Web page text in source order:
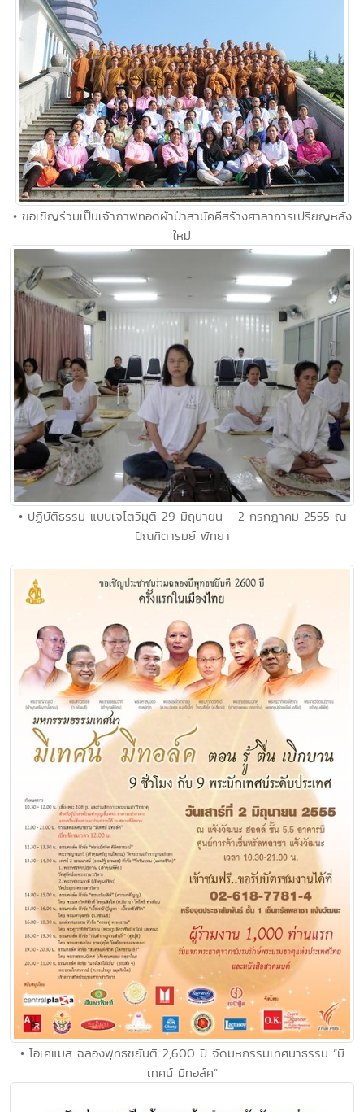
• ขอเชิญร่วมเป็นเจ้าภาพทอดผ้าป่าสามัคคีสร้างศาลาการเปรียญหลัง
ใหม่
• ปฏิบัติธรรม แบบเจโตวิมุติ 29 มิถุนายน - 2 กรกฎาคม 2555 ณ
ปัณฑิตารมย์ พัทยา
• โอเคแมส ฉลองพุทธชยันตี 2,600 ปี จัดมหกรรมเทศนาธรรม “มี
เทศน์ มีทอล์ค”